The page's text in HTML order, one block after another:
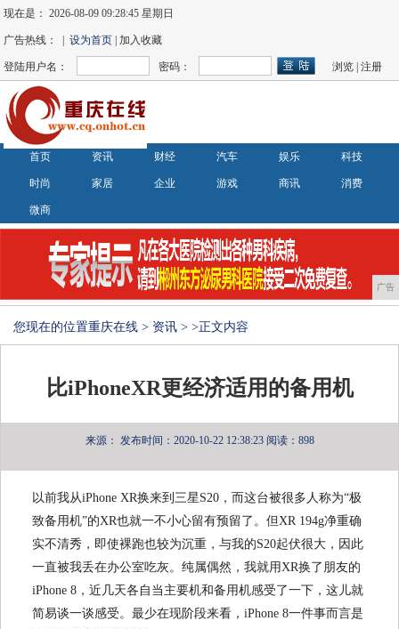
现在是：2026-08-09 09:28:46 星期日
广告热线： |设为首页 | 加入收藏
登陆用户名： 密码： 浏览 |注册
首页 资讯 财经 汽车 娱乐 科技
时尚 家居 企业 游戏 商讯 消费
微商
广告
您现在的位置重庆在线 > 资讯 > >正文内容
比iPhoneXR更经济适用的备用机
来源： 发布时间：2020-10-22 12:38:23 阅读：898
以前我从iPhone XR换来到三星S20，而这台被很多人称为“极
致备用机”的XR也就一不小心留有预留了。但XR 194g净重确
实不清秀，即使裸跑也较为沉重，与我的S20起伏很大，因此
一直被我丢在办公室吃灰。纯属偶然，我就用XR换了朋友的
iPhone 8，近几天各自当主要机和备用机感受了一下，这儿就
简易谈一谈感受。最少在现阶段来看，iPhone 8一件事而言是